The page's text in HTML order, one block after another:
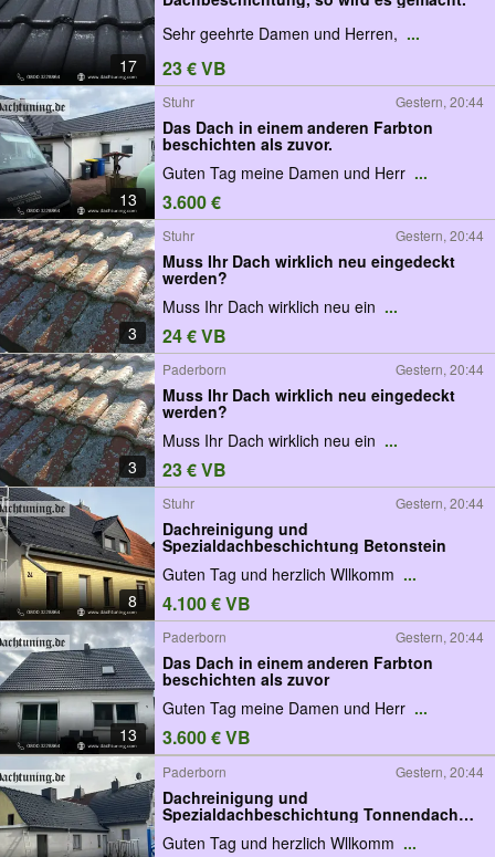
17
Sehr geehrte Damen und Herren, ...
23 € VB
13
Stuhr Gestern, 20:44
Das Dach in einem anderen Farbton
beschichten als zuvor.
Guten Tag meine Damen und Herr ...
3.600 €
3
Stuhr Gestern, 20:44
Muss Ihr Dach wirklich neu eingedeckt
werden?
Muss Ihr Dach wirklich neu ein ...
24 € VB
3
Paderborn Gestern, 20:44
Muss Ihr Dach wirklich neu eingedeckt
werden?
Muss Ihr Dach wirklich neu ein ...
23 € VB
8
Stuhr Gestern, 20:44
Dachreinigung und
Spezialdachbeschichtung Betonstein
Guten Tag und herzlich Wllkomm ...
4.100 € VB
13
Paderborn Gestern, 20:44
Das Dach in einem anderen Farbton
beschichten als zuvor
Guten Tag meine Damen und Herr ...
3.600 € VB
Paderborn Gestern, 20:44
Dachreinigung und
Spezialdachbeschichtung Tonnendach
Betonstein
Guten Tag und herzlich Wllkomm ...